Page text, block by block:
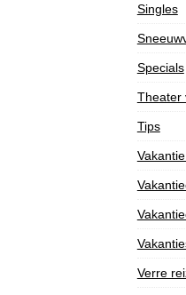
Singles
Specials
Theater
Tips
Verre